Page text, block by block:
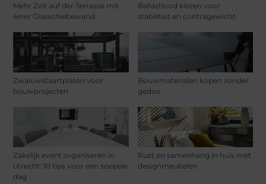
Mehr Zeit auf der Terrasse mit
einer Glasschiebewand
Ballastlood kiezen voor
stabiliteit en contragewicht
Zwaluwstaartplaten voor
bouwprojecten
Bouwmaterialen kopen zonder
gedoe
Zakelijk event organiseren in
utrecht: 10 tips voor een soepele
dag
Rust en samenhang in huis met
designmeubelen